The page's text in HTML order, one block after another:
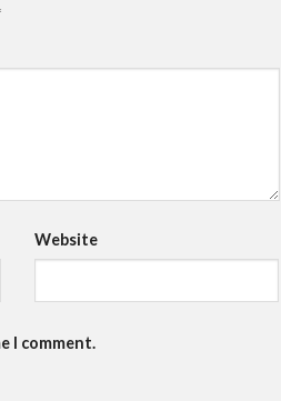
Website
I comment.